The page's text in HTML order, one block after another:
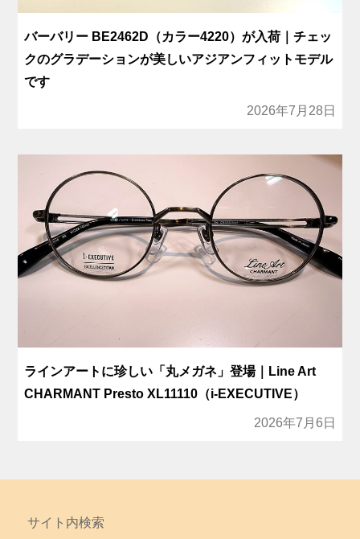
バーバリー BE2462D（カラー4220）が入荷｜チェッ
クのグラデーションが美しいアジアンフィットモデル
です
2026年7月28日
ラインアートに珍しい「丸メガネ」登場｜Line Art
CHARMANT Presto XL11110（i-EXECUTIVE）
2026年7月6日
サイト内検索